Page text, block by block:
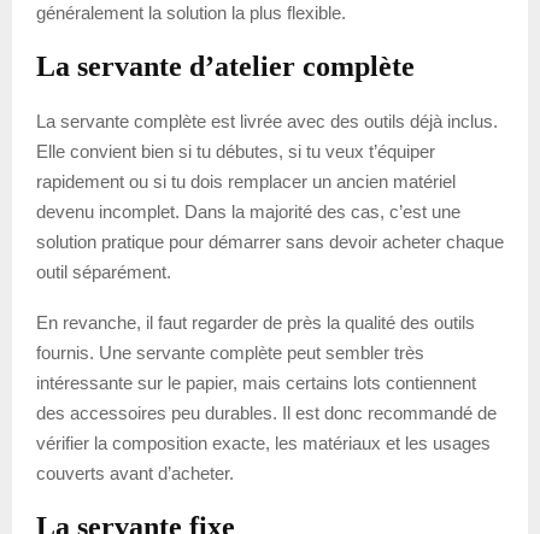
généralement la solution la plus flexible.
La servante d’atelier complète
La servante complète est livrée avec des outils déjà inclus.
Elle convient bien si tu débutes, si tu veux t’équiper
rapidement ou si tu dois remplacer un ancien matériel
devenu incomplet. Dans la majorité des cas, c’est une
solution pratique pour démarrer sans devoir acheter chaque
outil séparément.
En revanche, il faut regarder de près la qualité des outils
fournis. Une servante complète peut sembler très
intéressante sur le papier, mais certains lots contiennent
des accessoires peu durables. Il est donc recommandé de
vérifier la composition exacte, les matériaux et les usages
couverts avant d’acheter.
La servante fixe